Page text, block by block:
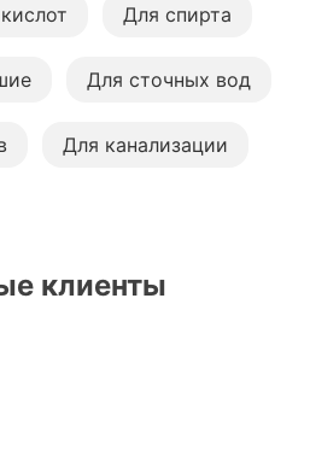
Для спирта
Для сточных вод
Для канализации
клиенты